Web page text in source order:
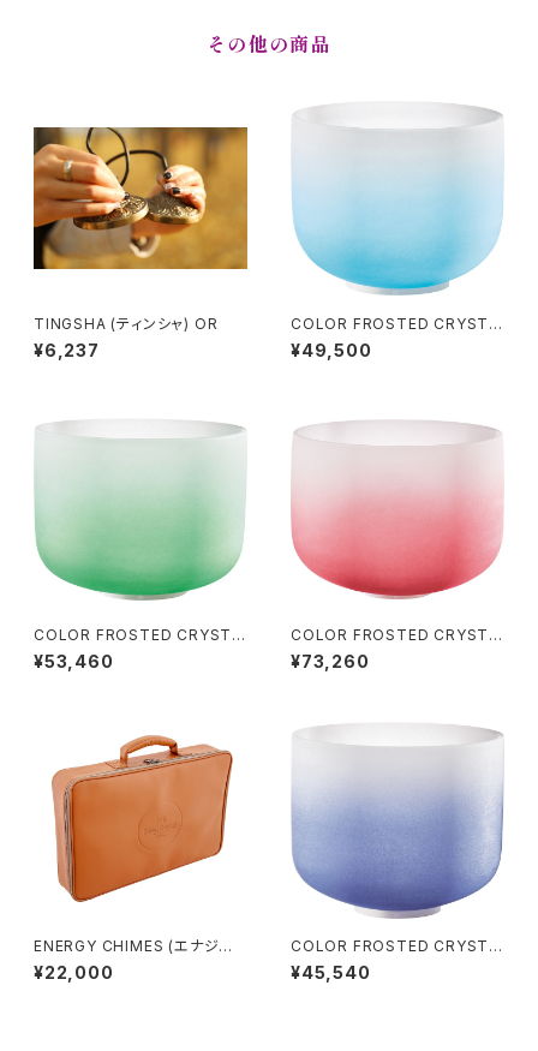
その他の商品
TINGSHA (ティンシャ) OR
¥6,237
COLOR FROSTED CRYSTA
L SINGING BOWLS (クリスタ
ル・シンギングボウル) Throat
¥49,500
COLOR FROSTED CRYSTA
L SINGING BOWLS (クリスタ
ル・シンギングボウル) Heart C
¥53,460
COLOR FROSTED CRYSTA
L SINGING BOWLS (クリスタ
ル・シンギングボウル) Root Ch
¥73,260
ENERGY CHIMES (エナジー
チャイム)用ケース
¥22,000
COLOR FROSTED CRYSTA
L SINGING BOWLS (クリスタ
ル・シンギングボウル) Brown C
¥45,540